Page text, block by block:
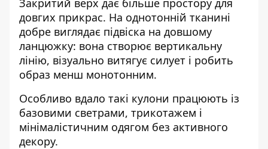
Закритий верх дає більше простору для
довгих прикрас. На однотонній тканині
добре виглядає підвіска на довшому
ланцюжку: вона створює вертикальну
лінію, візуально витягує силует і робить
образ менш монотонним.
Особливо вдало такі кулони працюють із
базовими светрами, трикотажем і
мінімалістичним одягом без активного
декору.